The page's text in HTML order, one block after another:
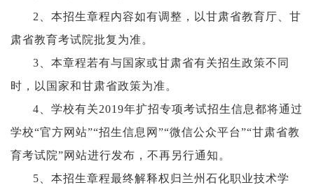
2、本招生章程内容如有调整，以甘肃省教育厅、甘
肃省教育考试院批复为准。
3、本章程若有与国家或甘肃省有关招生政策不同
时，以国家和甘肃省政策为准。
4、学校有关2019年扩招专项考试招生信息都将通过
学校“官方网站”“招生信息网”“微信公众平台”“甘肃省教
育考试院”网站进行发布，不再另行通知。
5、本招生章程最终解释权归兰州石化职业技术学